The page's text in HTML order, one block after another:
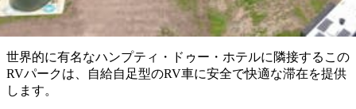
ア
ア
ウ
ト
バ
プ
現
用
的
な
情
世界的に有名なハンプティ・ドゥー・ホテルに隣接するこの
RVパークは、自給自足型のRV車に安全で快適な滞在を提供
します。